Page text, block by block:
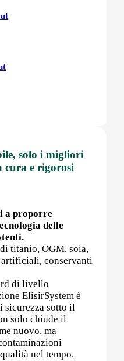
naturale
solo i migliori
cura e rigorosi
a proporre
delle
titanio, OGM, soia,
conservanti
di livello
ElisirSystem è
sicurezza sotto il
solo chiude il
nuovo, ma
nel tempo.